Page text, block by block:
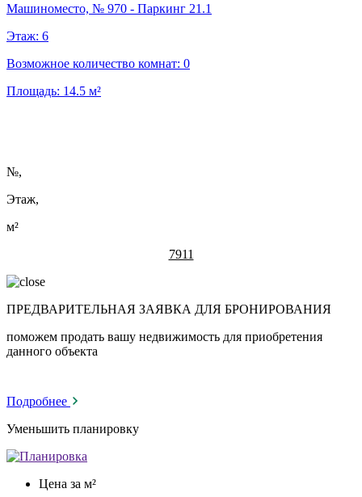
Машиноместо, № 970 - Паркинг 21.1
Этаж: 6
Возможное количество комнат: 0
Площадь: 14.5 м²
№,
Этаж,
м²
7911
ПРЕДВАРИТЕЛЬНАЯ ЗАЯВКА ДЛЯ БРОНИРОВАНИЯ
поможем продать вашу недвижимость для приобретения
данного объекта
Подробнее
Уменьшить планировку
Цена за м²